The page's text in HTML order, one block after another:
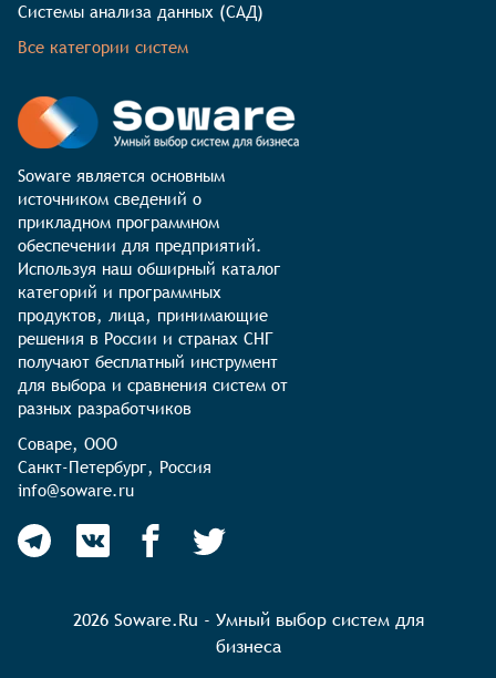
Системы анализа данных (САД)
Все категории систем
Soware является основным
источником сведений о
прикладном программном
обеспечении для предприятий.
Используя наш обширный каталог
категорий и программных
продуктов, лица, принимающие
решения в России и странах СНГ
получают бесплатный инструмент
для выбора и сравнения систем от
разных разработчиков
Соваре, ООО
Санкт-Петербург, Россия
info@soware.ru
2026 Soware.Ru - Умный выбор систем для
бизнеса